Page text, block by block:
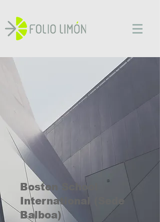
Boston School
International (Sede
Balboa)